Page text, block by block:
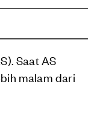
Saat AS
malam dari